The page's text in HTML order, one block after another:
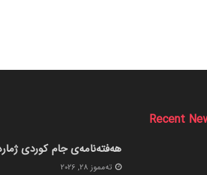
Recent
هەفتەنامەی جام کوردی ژمارەی
ته‌مموز 28, 2026